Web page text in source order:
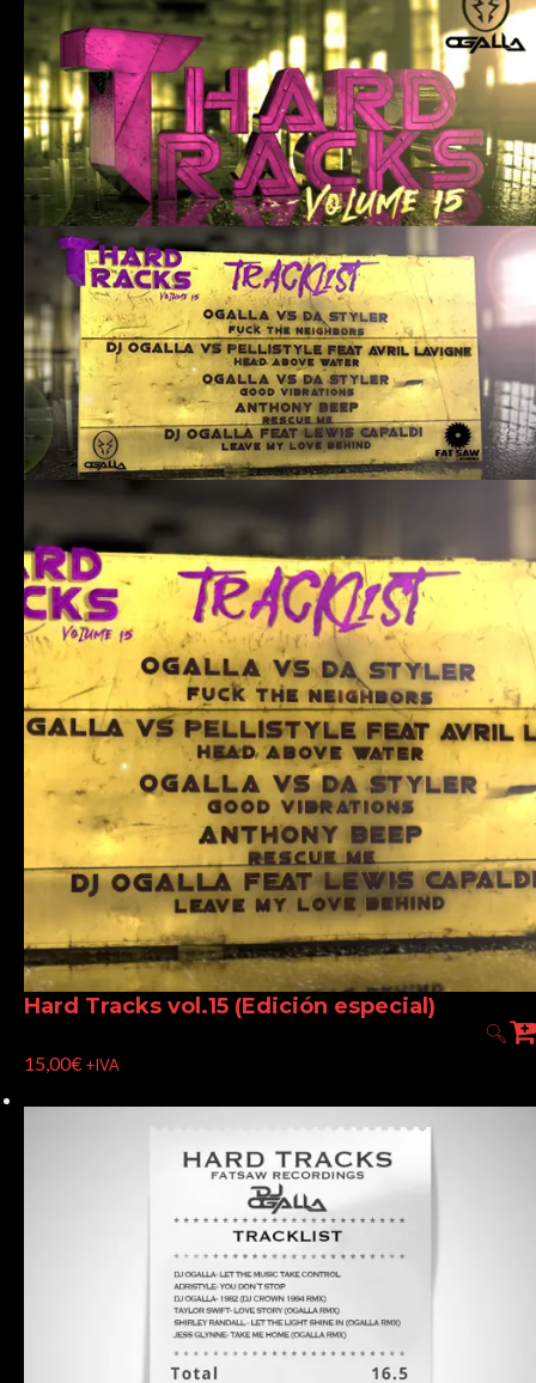
Hard Tracks vol.15 (Edición especial)
15,00€+IVA